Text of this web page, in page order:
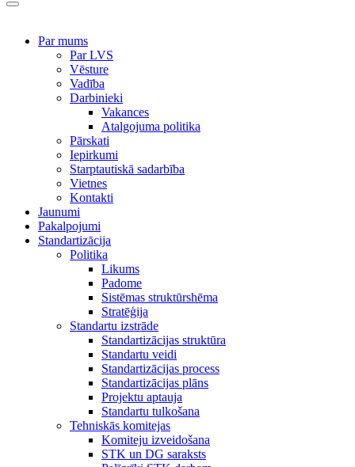
Par mums
Par LVS
Vēsture
Vadība
Darbinieki
Vakances
Atalgojuma politika
Pārskati
Iepirkumi
Starptautiskā sadarbība
Vietnes
Kontakti
Jaunumi
Pakalpojumi
Standartizācija
Politika
Likums
Padome
Sistēmas struktūrshēma
Stratēģija
Standartu izstrāde
Standartizācijas struktūra
Standartu veidi
Standartizācijas process
Standartizācijas plāns
Projektu aptauja
Standartu tulkošana
Tehniskās komitejas
Komiteju izveidošana
STK un DG saraksts